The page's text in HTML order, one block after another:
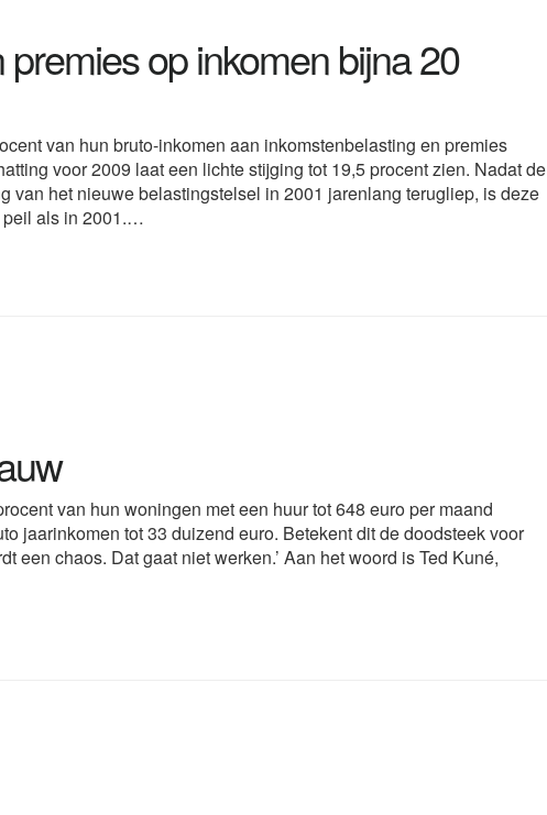
op inkomen bijna 20
van hun bruto-inkomen aan inkomstenbelasting en premies
voor 2009 laat een lichte stijging tot 19,5 procent zien. Nadat de
van het nieuwe belastingstelsel in 2001 jarenlang terugliep, is deze
peil als in 2001.…
van hun woningen met een huur tot 648 euro per maand
jaarinkomen tot 33 duizend euro. Betekent dit de doodsteek voor
een chaos. Dat gaat niet werken.’ Aan het woord is Ted Kuné,